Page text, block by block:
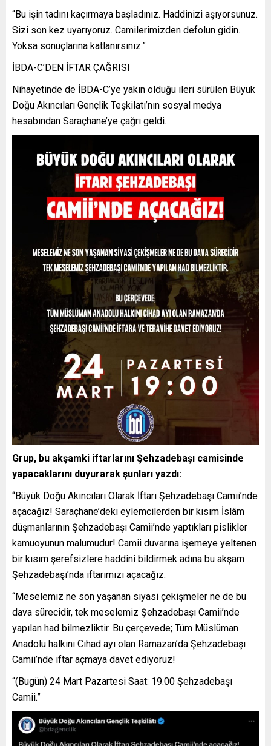
“Bu işin tadını kaçırmaya başladınız. Haddinizi aşıyorsunuz.
Sizi son kez uyarıyoruz. Camilerimizden defolun gidin.
Yoksa sonuçlarına katlanırsınız.”
İBDA-C’DEN İFTAR ÇAĞRISI
Nihayetinde de İBDA-C’ye yakın olduğu ileri sürülen Büyük
Doğu Akıncıları Gençlik Teşkilatı’nın sosyal medya
hesabından Saraçhane’ye çağrı geldi.
Grup, bu akşamki iftarlarını Şehzadebaşı camisinde
yapacaklarını duyurarak şunları yazdı:
“Büyük Doğu Akıncıları Olarak İftarı Şehzadebaşı Camii’nde
açacağız! Saraçhane’deki eylemcilerden bir kısım İslâm
düşmanlarının Şehzadebaşı Camii’nde yaptıkları pislikler
kamuoyunun malumudur! Camii duvarına işemeye yeltenen
bir kısım şerefsizlere haddini bildirmek adına bu akşam
Şehzadebaşı’nda iftarımızı açacağız.
“Meselemiz ne son yaşanan siyasi çekişmeler ne de bu
dava sürecidir, tek meselemiz Şehzadebaşı Camii’nde
yapılan had bilmezliktir. Bu çerçevede; Tüm Müslüman
Anadolu halkını Cihad ayı olan Ramazan’da Şehzadebaşı
Camii’nde iftar açmaya davet ediyoruz!
“(Bugün) 24 Mart Pazartesi Saat: 19.00 Şehzadebaşı
Camii.”